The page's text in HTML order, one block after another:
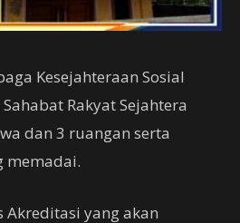
Kesejahteraan Sosial
Sahabat Rakyat Sejahtera
dan 3 ruangan serta
memadai.
Akreditasi yang akan